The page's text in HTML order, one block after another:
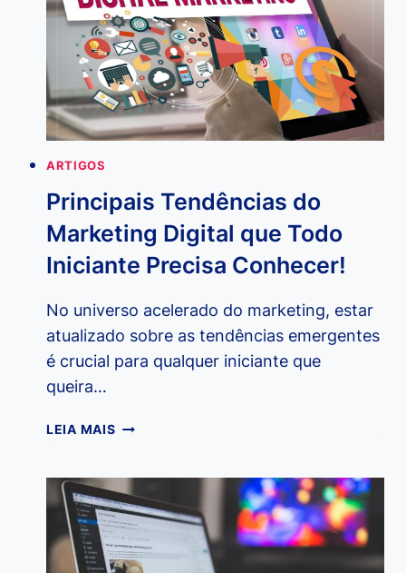
BLOGGING
PARA
INICIANTES
NO
MARKETING
DIGITAL!
ARTIGOS
Principais Tendências do
Marketing Digital que Todo
Iniciante Precisa Conhecer!
No universo acelerado do marketing, estar
atualizado sobre as tendências emergentes
é crucial para qualquer iniciante que
queira…
LEIA MAISPRINCIPAIS
MARKETING
DIGITAL
QUE
TODO